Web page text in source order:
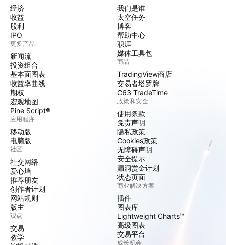
经济
收益
股利
IPO
更多产品
新闻流
投资组合
基本面图表
收益率曲线
期权
宏观地图
Pine Script®
应用程序
移动版
电脑版
社区
社交网络
爱心墙
推荐朋友
创作者计划
网站规则
版主
观点
交易
教学
我们是谁
太空任务
博客
帮助中心
职涯
媒体工具包
商品
TradingView商店
交易者塔罗牌
C63 TradeTime
政策和安全
使用条款
免责声明
隐私政策
Cookies政策
无障碍声明
安全提示
漏洞赏金计划
状态页面
商业解决方案
插件
图表库
Lightweight Charts™
高级图表
交易平台
成长机会